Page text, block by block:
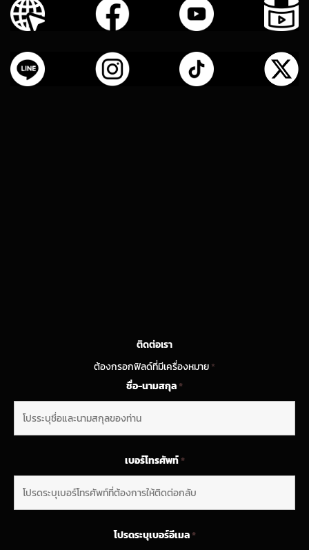
ติดต่อเรา
ต้องกรอกฟิลด์ที่มีเครื่องหมาย*
ชื่อ-นามสกุล*
เบอร์โทรศัพท์*
โปรดระบุเบอร์อีเมล*